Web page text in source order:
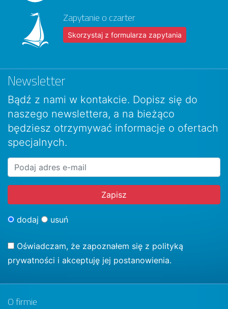
Zapytanie o czarter
Skorzystaj z formularza zapytania
Newsletter
Bądź z nami w kontakcie. Dopisz się do
naszego newslettera, a na bieżąco
będziesz otrzymywać informacje o ofertach
specjalnych.
dodaj usuń
Oświadczam, że zapoznałem się z polityką
prywatności i akceptuję jej postanowienia.
O firmie